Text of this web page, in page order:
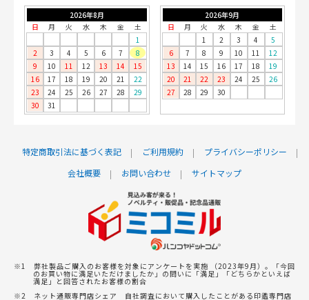
2026年8月
日
月 火 水 木 金
土
1
2
3 4 5 6 7
8
9
10 11 12 13 14
15
16
17 18 19 20 21
22
23
24 25 26 27 28
29
30
31
2026年9月
日
月 火 水 木 金
土
1
2 3 4
5
6
7 8 9 10 11
12
13
14 15 16 17 18
19
20
21 22 23 24 25
26
27
28 29 30
特定商取引法に基づく表記 ご利用規約
プライバシーポリシー
会社概要
お問い合わせ サイトマップ
※1 弊社製品ご購入のお客様を対象にアンケートを実施 （2023年9月）。「今回
のお買い物に満足いただけましたか」の問いに「満足」「どちらかといえば
満足」と回答されたお客様の割合
※2 ネット通販専門店シェア 自社調査において購入したことがある印鑑専門店